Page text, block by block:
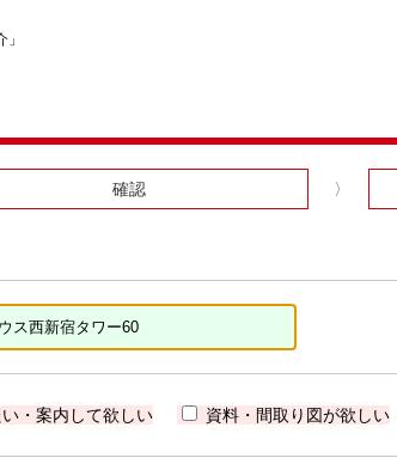
確認
・案内して欲しい 資料・間取り図が欲しい